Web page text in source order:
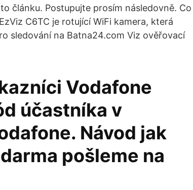
článku. Postupujte prosím následovně. Co
C6TC je rotující WiFi kamera, která
sledování na Batna24.com Viz ověřovací
Vodafone
účastníka v
Návod jak
pošleme na